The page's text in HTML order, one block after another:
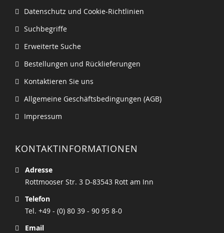
Datenschutz und Cookie-Richtlinien
Suchbegriffe
Erweiterte Suche
Bestellungen und Rücklieferungen
Kontaktieren Sie uns
Allgemeine Geschäftsbedingungen (AGB)
Impressum
KONTAKTINFORMATIONEN
Adresse
Rottmooser Str. 3 D-83543 Rott am Inn
Telefon
Tel. +49 - (0) 80 39 - 90 95 8-0
Email